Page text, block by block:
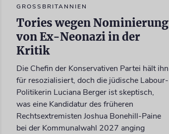
GROSSBRITANNIEN
Tories wegen Nominierung
von Ex-Neonazi in der
Kritik
Die Chefin der Konservativen Partei hält ihn
für resozialisiert, doch die jüdische Labour-
Politikerin Luciana Berger ist skeptisch,
was eine Kandidatur des früheren
Rechtsextremisten Joshua Bonehill-Paine
bei der Kommunalwahl 2027 anging